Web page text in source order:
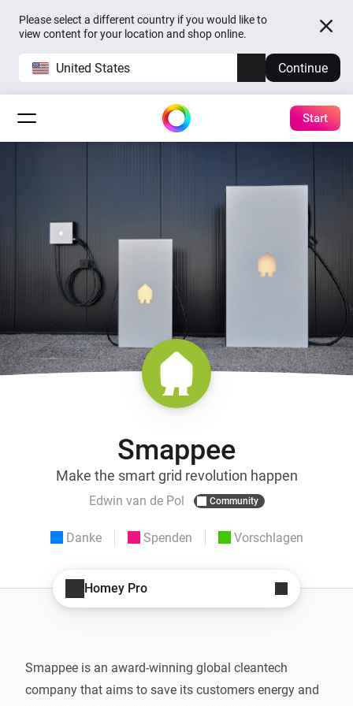
Please select a different country if you would like to
view content for your location and shop online.
United States Continue
Start
Smappee
Make the smart grid revolution happen
Edwin van de Pol Community
Danke Spenden Vorschlagen
Homey Pro
Smappee is an award-winning global cleantech
company that aims to save its customers energy and